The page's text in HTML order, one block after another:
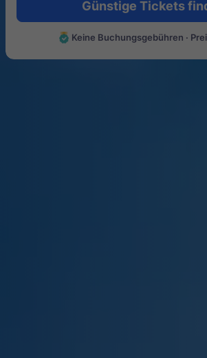
Günstige Tickets
Keine Buchungsgebühren ·